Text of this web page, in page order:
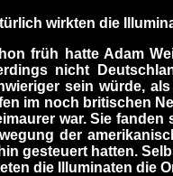
wirkten die
früh hatte Adam
nicht
sein würde,
im noch britischen
war. Sie
der
gesteuert hatten.
die Illuminaten die